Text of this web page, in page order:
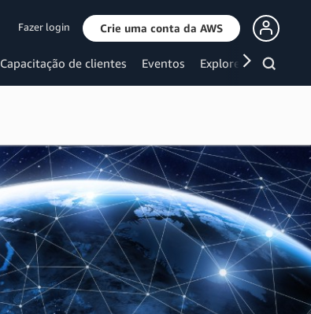
Fazer login Crie uma conta da AWS
Capacitação de clientes Eventos Explore mais